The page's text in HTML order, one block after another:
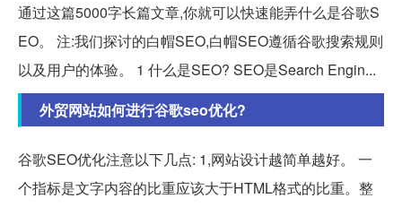
通过这篇5000字长篇文章,你就可以快速能弄什么是谷歌S
EO。 注:我们探讨的白帽SEO,白帽SEO遵循谷歌搜索规则
以及用户的体验。 1 什么是SEO? SEO是Search Engin...
外贸网站如何进行谷歌seo优化?
谷歌SEO优化注意以下几点: 1,网站设计越简单越好。 一
个指标是文字内容的比重应该大于HTML格式的比重。整